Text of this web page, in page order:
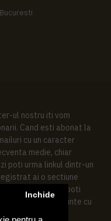
Inchide
ul nostru iti vom
Cand esti abonat la
cu un caracter
medie, chiar
poti urma linkul dintr-un
ai o sectiune
de asemenea ne poti
intrebari sau cerinte cu